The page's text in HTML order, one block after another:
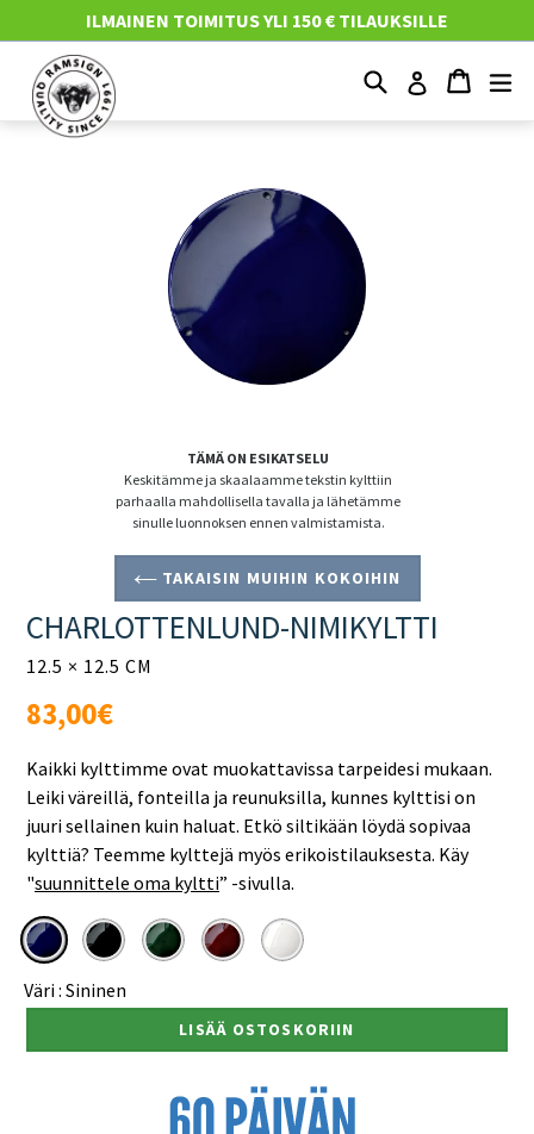
suoraan
sisältöön
ILMAINEN TOIMITUS YLI 150 € TILAUKSILLE
Etsi Kirjaudu
TÄMÄ ON ESIKATSELU
Keskitämme ja skaalaamme tekstin kylttiin
parhaalla mahdollisella tavalla ja lähetämme
sinulle luonnoksen ennen valmistamista.
TAKAISIN MUIHIN KOKOIHIN
CHARLOTTENLUND-NIMIKYLTTI
12.5 × 12.5 CM
Normaali
hinta
83,00€
Kaikki kylttimme ovat muokattavissa tarpeidesi mukaan.
Leiki väreillä, fonteilla ja reunuksilla, kunnes kylttisi on
juuri sellainen kuin haluat. Etkö siltikään löydä sopivaa
kylttiä? Teemme kylttejä myös erikoistilauksesta. Käy
"suunnittele oma kyltti” -sivulla.
Väri :Sininen
LISÄÄ OSTOSKORIIN